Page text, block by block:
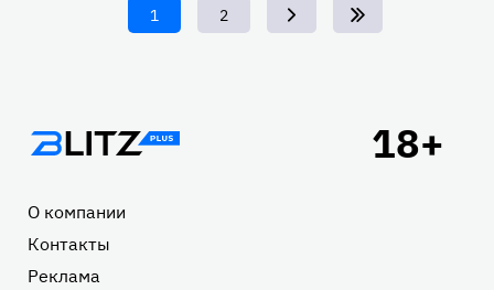
Текущая
страница
1 Page
2
Подвал
О компании
Контакты
Реклама